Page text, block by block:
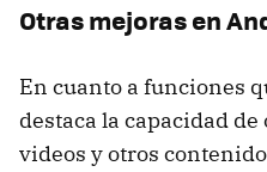
Otras mejoras en
En cuanto a funciones
destaca la capacidad
videos y otros